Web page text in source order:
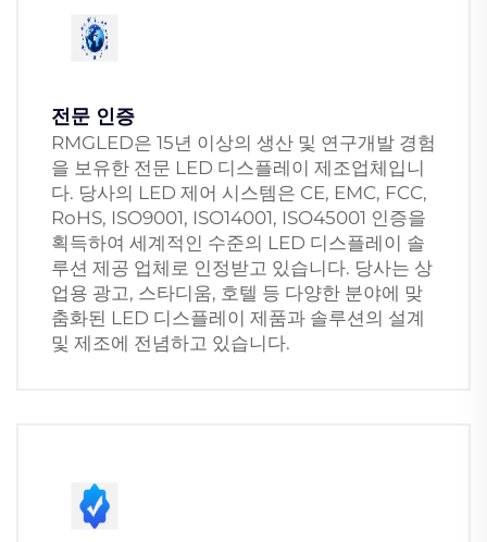
전문 인증
RMGLED은 15년 이상의 생산 및 연구개발 경험
을 보유한 전문 LED 디스플레이 제조업체입니
다. 당사의 LED 제어 시스템은 CE, EMC, FCC,
RoHS, ISO9001, ISO14001, ISO45001 인증을
획득하여 세계적인 수준의 LED 디스플레이 솔
루션 제공 업체로 인정받고 있습니다. 당사는 상
업용 광고, 스타디움, 호텔 등 다양한 분야에 맞
춤화된 LED 디스플레이 제품과 솔루션의 설계
및 제조에 전념하고 있습니다.